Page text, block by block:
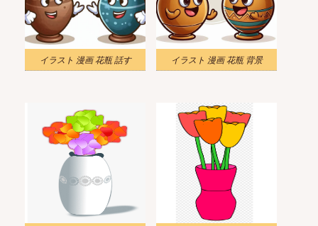
イラスト 漫画 花瓶 話す イラスト 漫画 花瓶 背景